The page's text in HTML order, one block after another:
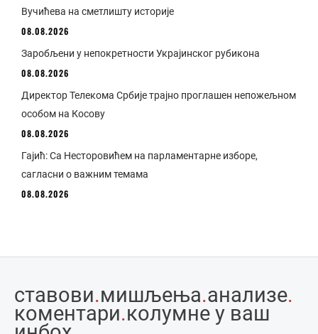
Вучићева на сметлишту историје
08.08.2026
Заробљени у непокретности Украјинског рубикона
08.08.2026
Директор Телекома Србије трајно проглашен непожељном
особом на Косову
08.08.2026
Гајић: Са Несторовићем на парламентарне изборе,
сагласни о важним темама
08.08.2026
ставови.мишљења.анализе.
коментари.колумне у ваш